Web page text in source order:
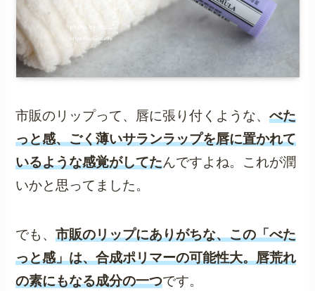
市販のリップって、唇に張り付くような、べた
っと感、ごく薄いサランラップを唇に置かれて
いるような感覚がしてたんですよね。これが潤
いかと思ってました。
でも、市販のリップにありがちな、この「べた
っと感」は、合成ポリマーの可能性大。唇荒れ
の素にもなる成分の一つです。